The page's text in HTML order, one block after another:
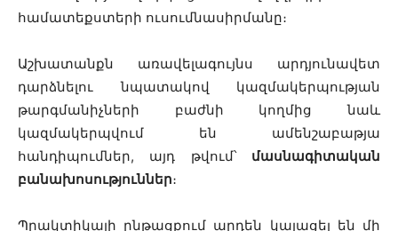
համատեքստերի ուսումնասիրմանը։
Աշխատանքն առավելագույնս արդյունավետ
դարձնելու նպատակով կազմակերպության
թարգմանիչների բաժնի կողմից նաև
կազմակերպվում են ամենշաբաթյա
հանդիպումներ, այդ թվում՝մասնագիտական
բանախոսություններ։
Պրակտիկայի ընթացքում արդեն կայացել են մի